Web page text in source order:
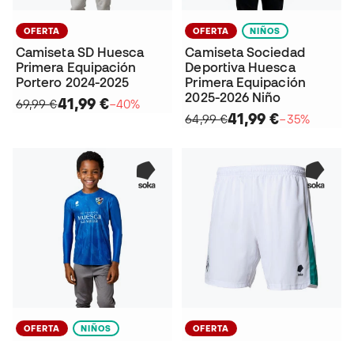
OFERTA
Camiseta SD Huesca
Primera Equipación
Portero 2024-2025
69,99 €41,99 €−40%
OFERTA NIÑOS
Camiseta Sociedad
Deportiva Huesca
Primera Equipación
2025-2026 Niño
64,99 €41,99 €−35%
OFERTA NIÑOS OFERTA